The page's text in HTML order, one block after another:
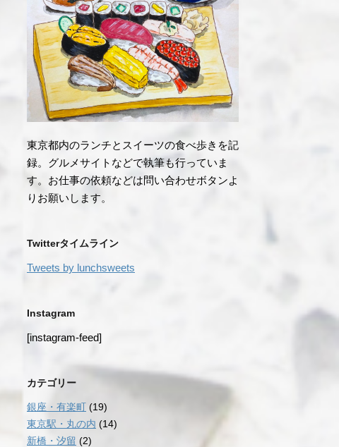
東京都内のランチとスイーツの食べ歩きを記
録。グルメサイトなどで執筆も行っていま
す。お仕事の依頼などは問い合わせボタンよ
りお願いします。
Twitterタイムライン
Tweets by lunchsweets
Instagram
[instagram-feed]
カテゴリー
銀座・有楽町 (19)
東京駅・丸の内 (14)
新橋・汐留 (2)